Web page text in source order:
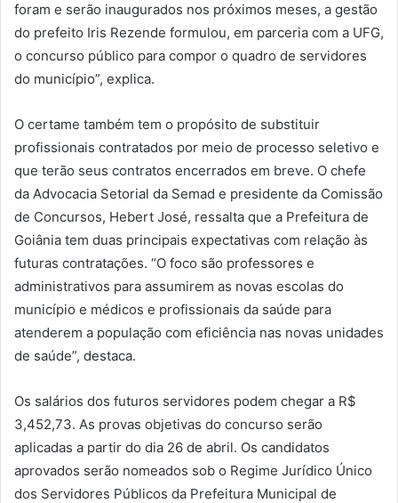
foram e serão inaugurados nos próximos meses, a gestão
do prefeito Iris Rezende formulou, em parceria com a UFG,
o concurso público para compor o quadro de servidores
do município”, explica.
O certame também tem o propósito de substituir
profissionais contratados por meio de processo seletivo e
que terão seus contratos encerrados em breve. O chefe
da Advocacia Setorial da Semad e presidente da Comissão
de Concursos, Hebert José, ressalta que a Prefeitura de
Goiânia tem duas principais expectativas com relação às
futuras contratações. “O foco são professores e
administrativos para assumirem as novas escolas do
município e médicos e profissionais da saúde para
atenderem a população com eficiência nas novas unidades
de saúde”, destaca.
Os salários dos futuros servidores podem chegar a R$
3,452,73. As provas objetivas do concurso serão
aplicadas a partir do dia 26 de abril. Os candidatos
aprovados serão nomeados sob o Regime Jurídico Único
dos Servidores Públicos da Prefeitura Municipal de